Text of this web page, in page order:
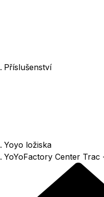
Příslušenství
Yoyo ložiska
YoYoFactory Center Trac